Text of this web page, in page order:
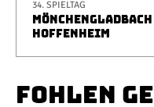
34. SPIELTAG
HOFFENHEIM
FOHLEN